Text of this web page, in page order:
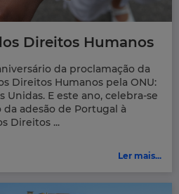
Direitos Humanos
da proclamação da
Direitos Humanos pela ONU:
Unidas. E este ano, celebra-se
da adesão de Portugal à
Direitos ...
Ler mais...